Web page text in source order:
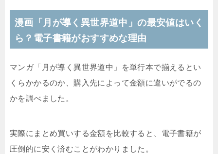
漫画「月が導く異世界道中」の最安値はいく
ら？電子書籍がおすすめな理由
マンガ「月が導く異世界道中」を単行本で揃えるとい
くらかかるのか、購入先によって金額に違いがでるの
かを調べました。
実際にまとめ買いする金額を比較すると、電子書籍が
圧倒的に安く済むことがわかりました。